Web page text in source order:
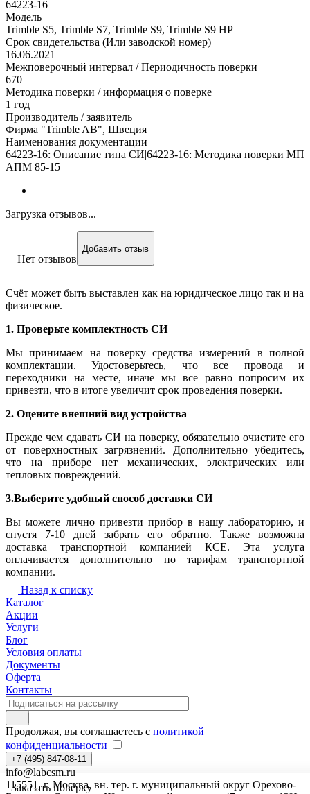
Заказать поверку
64223-16
Модель
Trimble S5, Trimble S7, Trimble S9, Trimble S9 HP
Срок свидетельства (Или заводской номер)
16.06.2021
Межповерочный интервал / Периодичность поверки
670
Методика поверки / информация о поверке
1 год
Производитель / заявитель
Фирма "Trimble AB", Швеция
Наименования документации
64223-16: Описание типа СИ|64223-16: Методика поверки МП
АПМ 85-15
Загрузка отзывов...
Нет отзывов
Добавить отзыв
Счёт может быть выставлен как на юридическое лицо так и на
физическое.
1. Проверьте комплектность СИ
Мы принимаем на поверку средства измерений в полной
комплектации. Удостоверьтесь, что все провода и
переходники на месте, иначе мы все равно попросим их
привезти, что в итоге увеличит срок проведения поверки.
2. Оцените внешний вид устройства
Прежде чем сдавать СИ на поверку, обязательно очистите его
от поверхностных загрязнений. Дополнительно убедитесь,
что на приборе нет механических, электрических или
тепловых повреждений.
3.Выберите удобный способ доставки СИ
Вы можете лично привезти прибор в нашу лабораторию, и
спустя 7-10 дней забрать его обратно. Также возможна
доставка транспортной компанией КСЕ. Эта услуга
оплачивается дополнительно по тарифам транспортной
компании.
Назад к списку
Каталог
Акции
Услуги
Блог
Условия оплаты
Документы
Оферта
Контакты
Продолжая, вы соглашаетесь с политикой
конфиденциальности
+7 (495) 847-08-11
info@labcsm.ru
115551, г. Москва, вн. тер. г. муниципальный округ Орехово-